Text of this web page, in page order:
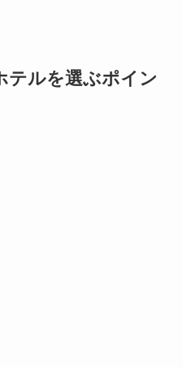
テルを選ぶポイン